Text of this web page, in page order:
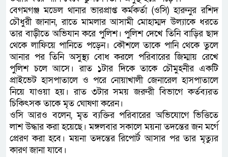
বেগমগঞ্জ মডেল থানার ভারপ্রাপ্ত কর্মকর্তা (ওসি) হারুনুর রশিদ
চৌধুরী জানান, রাতে মামলার আসামী মোহাম্মদ উল্যাকে ধরতে
তার বাড়ীতে অভিযান করে পুলিশ। পুলিশ দেখে তিনি বাড়ির ছাদ
থেকে লাফিয়ে পানিতে পড়েন। কৌশলে তাকে পানি থেকে তুলে
আনার পর তিনি অসুস্থ্য বোধ করলে পরিবারের জিম্মায় রেখে
পুলিশ চলে আসে। রাত ১টার দিকে তাকে চৌমুহনীর একটি
প্রাইভেট হাসপাতালে ও পরে নোয়াখালী জেনারেল হাসপাতালে
নিয়ে যাওয়া হয়। রাত ৩টার সময় জরুরী বিভাগে কর্তব্যরত
চিকিৎসক তাকে মৃত ঘোষণা করেন।
ওসি আরও বলেন, মৃত ব্যক্তির পরিবারের অভিযোগে ভিত্তিতে
লাশ উদ্ধার করা হয়েছে। মঙ্গলবার সকালে ময়না তদন্তের জন মর্গে
প্রেরণ করা হবে। ময়না তদন্তের রিপোর্ট আসার পর তার মৃত্যুর
কারণ জানা যাবে।